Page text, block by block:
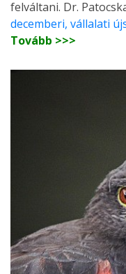
felváltani. Dr.
decemberi, vállalati
Tovább >>>